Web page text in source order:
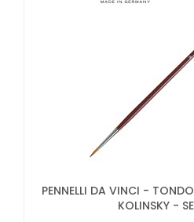
PENNELLI DA VINCI -
KOLINSKY -